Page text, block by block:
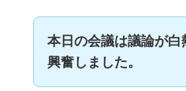
本日の会議は議論が白
興奮しました。